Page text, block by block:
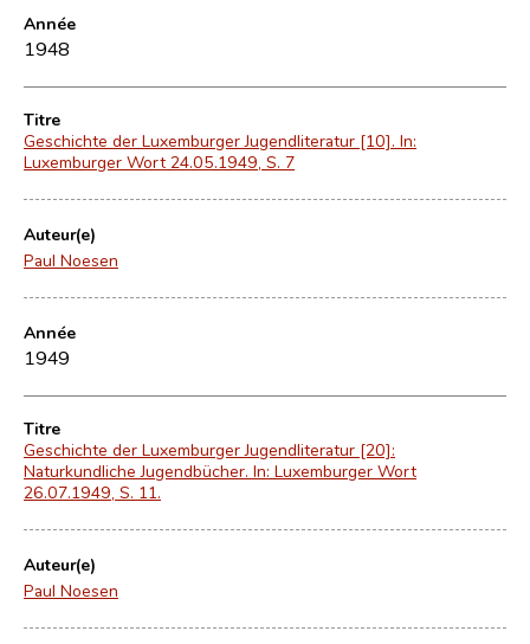
Année
1948
Titre
Geschichte der Luxemburger Jugendliteratur [10]. In:
Luxemburger Wort 24.05.1949, S. 7
Auteur(e)
Paul Noesen
Année
1949
Titre
Geschichte der Luxemburger Jugendliteratur [20]:
Naturkundliche Jugendbücher. In: Luxemburger Wort
26.07.1949, S. 11.
Auteur(e)
Paul Noesen